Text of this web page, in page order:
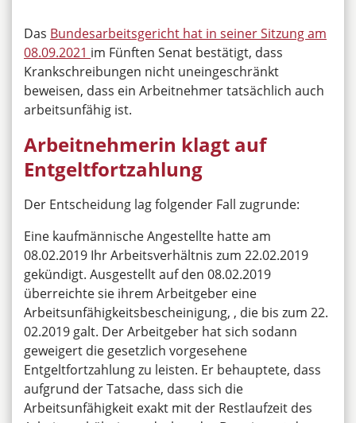
Das Bundesarbeitsgericht hat in seiner Sitzung am
08.09.2021 im Fünften Senat bestätigt, dass
Krankschreibungen nicht uneingeschränkt
beweisen, dass ein Arbeitnehmer tatsächlich auch
arbeitsunfähig ist.
Arbeitnehmerin klagt auf
Entgeltfortzahlung
Der Entscheidung lag folgender Fall zugrunde:
Eine kaufmännische Angestellte hatte am
08.02.2019 Ihr Arbeitsverhältnis zum 22.02.2019
gekündigt. Ausgestellt auf den 08.02.2019
überreichte sie ihrem Arbeitgeber eine
Arbeitsunfähigkeitsbescheinigung, , die bis zum 22.
02.2019 galt. Der Arbeitgeber hat sich sodann
geweigert die gesetzlich vorgesehene
Entgeltfortzahlung zu leisten. Er behauptete, dass
aufgrund der Tatsache, dass sich die
Arbeitsunfähigkeit exakt mit der Restlaufzeit des